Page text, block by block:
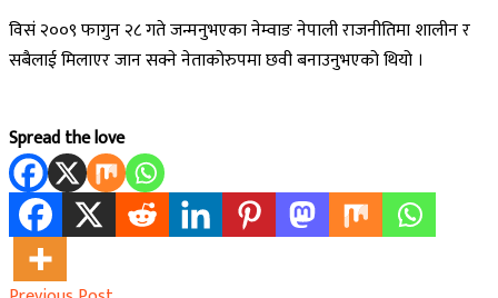
विसं २००९ फागुन २८ गते जन्मनुभएका नेम्वाङ नेपाली राजनीतिमा शालीन र
सबैलाई मिलाएर जान सक्ने नेताकोरुपमा छवी बनाउनुभएको थियो ।
Spread the love